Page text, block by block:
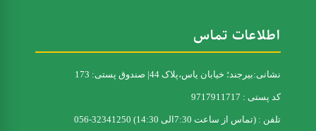
اطلاعات تماس
نشانی:بیرجند؛ خیابان یاس،پلاک 44| صندوق پستی: 173
کد پستی : 9717911717
تلفن : (تماس از ساعت 7:30الی 14:30) 32341250-056